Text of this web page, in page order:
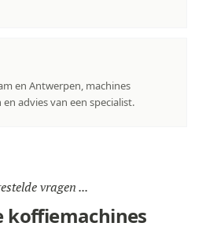
en Antwerpen, machines
advies van een specialist.
vragen ...
koffiemachines